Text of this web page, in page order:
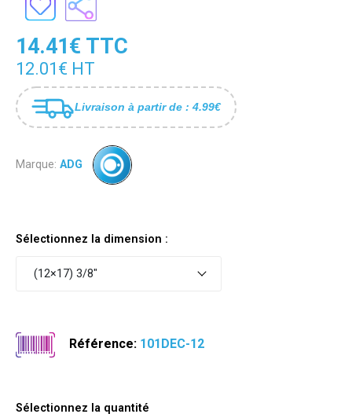
14.41€ TTC
12.01€ HT
Livraison à partir de : 4.99€
Marque: ADG
Sélectionnez la dimension :
(12×17) 3/8"
Référence: 101DEC-12
Sélectionnez la quantité